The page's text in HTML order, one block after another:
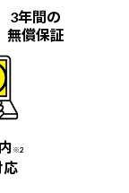
3年間の
無償保証
※2
応